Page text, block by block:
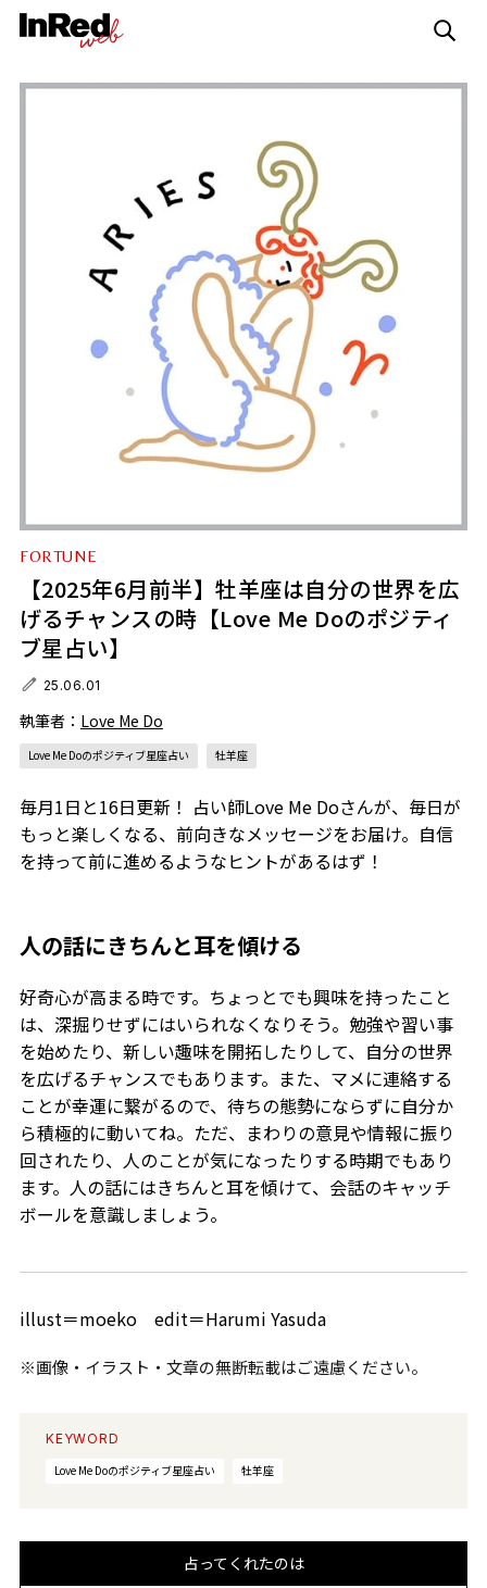
FORTUNE
【2025年6月前半】牡羊座は自分の世界を広
げるチャンスの時【Love Me Doのポジティ
ブ星占い】
25.06.01
執筆者： Love Me Do
Love Me Doのポジティブ星座占い 牡羊座
毎月1日と16日更新！ 占い師Love Me Doさんが、毎日が
もっと楽しくなる、前向きなメッセージをお届け。自信
を持って前に進めるようなヒントがあるはず！
人の話にきちんと耳を傾ける
好奇心が高まる時です。ちょっとでも興味を持ったこと
は、深掘りせずにはいられなくなりそう。勉強や習い事
を始めたり、新しい趣味を開拓したりして、自分の世界
を広げるチャンスでもあります。また、マメに連絡する
ことが幸運に繋がるので、待ちの態勢にならずに自分か
ら積極的に動いてね。ただ、まわりの意見や情報に振り
回されたり、人のことが気になったりする時期でもあり
ます。人の話にはきちんと耳を傾けて、会話のキャッチ
ボールを意識しましょう。
illust＝moeko edit＝Harumi Yasuda
※画像・イラスト・文章の無断転載はご遠慮ください。
KEYWORD
Love Me Doのポジティブ星座占い
牡羊座
占ってくれたのは